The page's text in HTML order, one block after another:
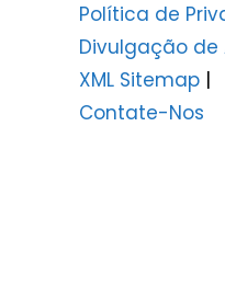
Política de
Divulgação de
XML Sitemap |
Contate-Nos